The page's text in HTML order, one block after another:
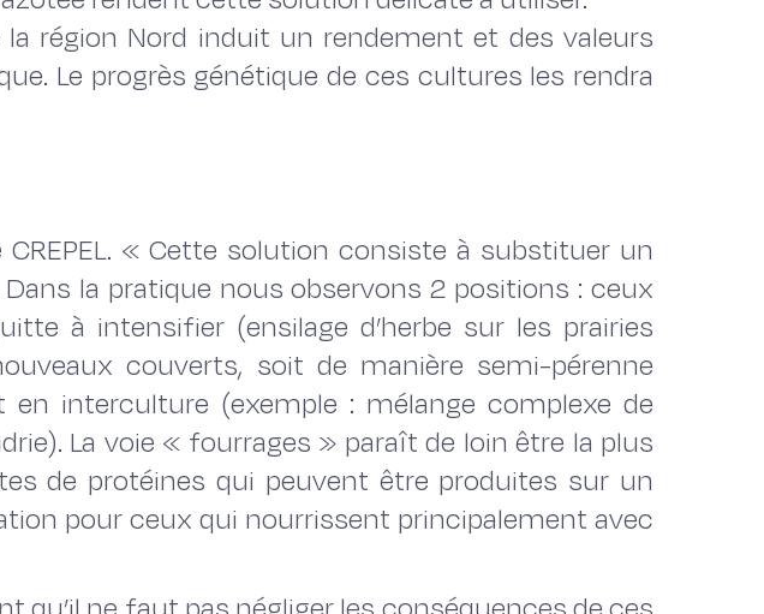
région Nord induit un rendement et des valeurs
Le progrès génétique de ces cultures les rendra
« Cette solution consiste à substituer un
la pratique nous observons 2 positions : ceux
à intensifier (ensilage d’herbe sur les prairies
couverts, soit de manière semi-pérenne
interculture (exemple : mélange complexe de
La voie « fourrages » paraît de loin être la plus
de protéines qui peuvent être produites sur un
pour ceux qui nourrissent principalement avec